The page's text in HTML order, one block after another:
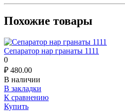
Похожие товары
Сепаратор нар гранаты 1111
0
₽ 480.00
В наличии
В закладки
К сравнению
Купить